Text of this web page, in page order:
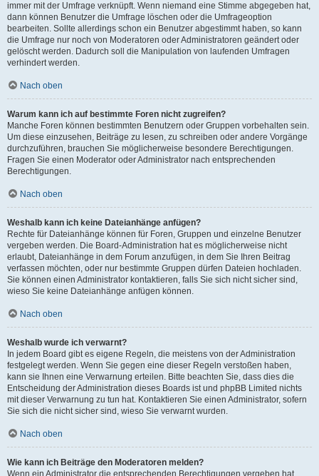
immer mit der Umfrage verknüpft. Wenn niemand eine Stimme abgegeben hat,
dann können Benutzer die Umfrage löschen oder die Umfrageoption
bearbeiten. Sollte allerdings schon ein Benutzer abgestimmt haben, so kann
die Umfrage nur noch von Moderatoren oder Administratoren geändert oder
gelöscht werden. Dadurch soll die Manipulation von laufenden Umfragen
verhindert werden.
Nach oben
Warum kann ich auf bestimmte Foren nicht zugreifen?
Manche Foren können bestimmten Benutzern oder Gruppen vorbehalten sein.
Um diese einzusehen, Beiträge zu lesen, zu schreiben oder andere Vorgänge
durchzuführen, brauchen Sie möglicherweise besondere Berechtigungen.
Fragen Sie einen Moderator oder Administrator nach entsprechenden
Berechtigungen.
Nach oben
Weshalb kann ich keine Dateianhänge anfügen?
Rechte für Dateianhänge können für Foren, Gruppen und einzelne Benutzer
vergeben werden. Die Board-Administration hat es möglicherweise nicht
erlaubt, Dateianhänge in dem Forum anzufügen, in dem Sie Ihren Beitrag
verfassen möchten, oder nur bestimmte Gruppen dürfen Dateien hochladen.
Sie können einen Administrator kontaktieren, falls Sie sich nicht sicher sind,
wieso Sie keine Dateianhänge anfügen können.
Nach oben
Weshalb wurde ich verwarnt?
In jedem Board gibt es eigene Regeln, die meistens von der Administration
festgelegt werden. Wenn Sie gegen eine dieser Regeln verstoßen haben,
kann sie Ihnen eine Verwarnung erteilen. Bitte beachten Sie, dass dies die
Entscheidung der Administration dieses Boards ist und phpBB Limited nichts
mit dieser Verwarnung zu tun hat. Kontaktieren Sie einen Administrator, sofern
Sie sich die nicht sicher sind, wieso Sie verwarnt wurden.
Nach oben
Wie kann ich Beiträge den Moderatoren melden?
Wenn ein Administrator die entsprechenden Berechtigungen vergeben hat,